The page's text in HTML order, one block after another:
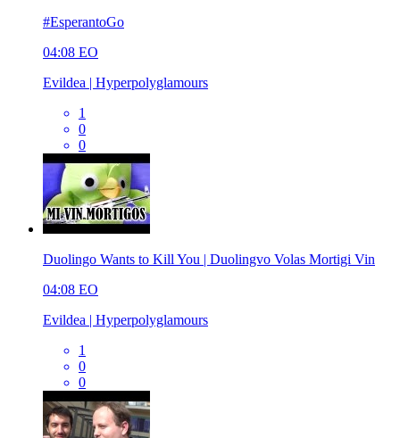
#EsperantoGo
04:08 EO
Evildea | Hyperpolyglamours
1
0
0
Duolingo Wants to Kill You | Duolingvo Volas Mortigi Vin
04:08 EO
Evildea | Hyperpolyglamours
1
0
0